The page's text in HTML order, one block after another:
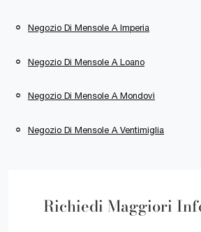
Negozio Di Mensole A Imperia
Negozio Di Mensole A Loano
Negozio Di Mensole A Mondovì
Negozio Di Mensole A Ventimiglia
Richiedi Maggiori